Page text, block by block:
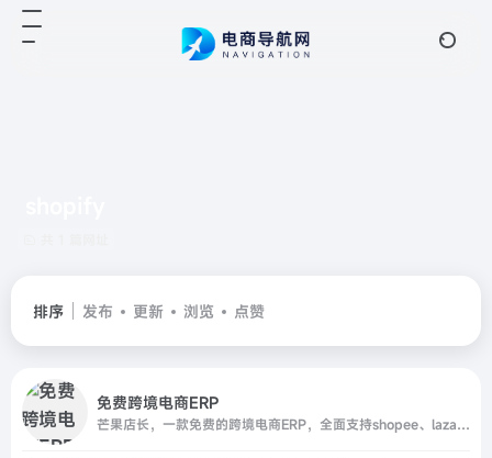
排序 发布 更新 浏览 点赞
免费跨境电商ERP
芒果店长，一款免费的跨境电商ERP，全面支持shopee、lazada、amazon、wish、eBay、amazon、aliexpress、dhgate、shopify、虾皮、速卖通、亚马逊, 提供全面的产品采集、产品刊登、订单管理、订单打印、库存管理、智能采购、打包发货、多店铺管理、数据统计、图